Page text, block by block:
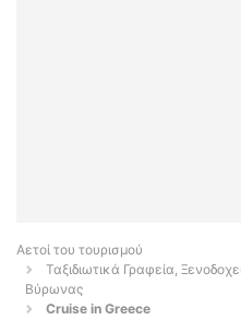
Αετοί του τουρισμού
Ταξιδιωτικά Γραφεία,
Βύρωνας
Cruise in Greece